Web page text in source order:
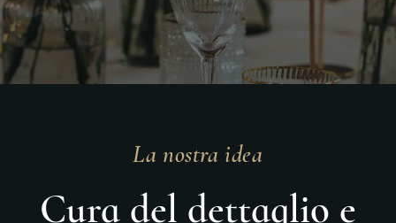
La nostra idea
Cura del dettaglio e